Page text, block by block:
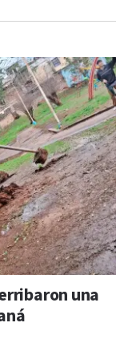
una